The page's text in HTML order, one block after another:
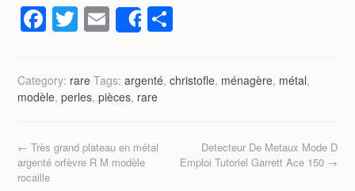
F
c
e
o
o
T
tt
er
E
m
ail
Share
ta
g
Category: rare Tags:argenté,christofle, ménagère, métal,
modèle,perles,pièces, rare
Post navigation
← Très grand plateau en métal
argenté orfèvre R M modèle
rocaille
Detecteur De Metaux Mode D
Emploi Tutoriel Garrett Ace 150 →